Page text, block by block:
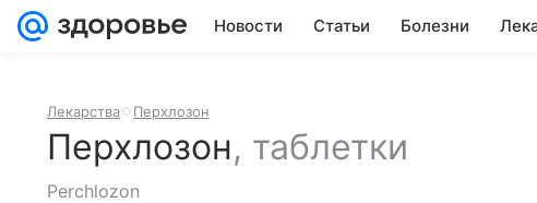
Новости Статьи Болезни
Лекарства Перхлозон
Перхлозон, таблетки
Perchlozon